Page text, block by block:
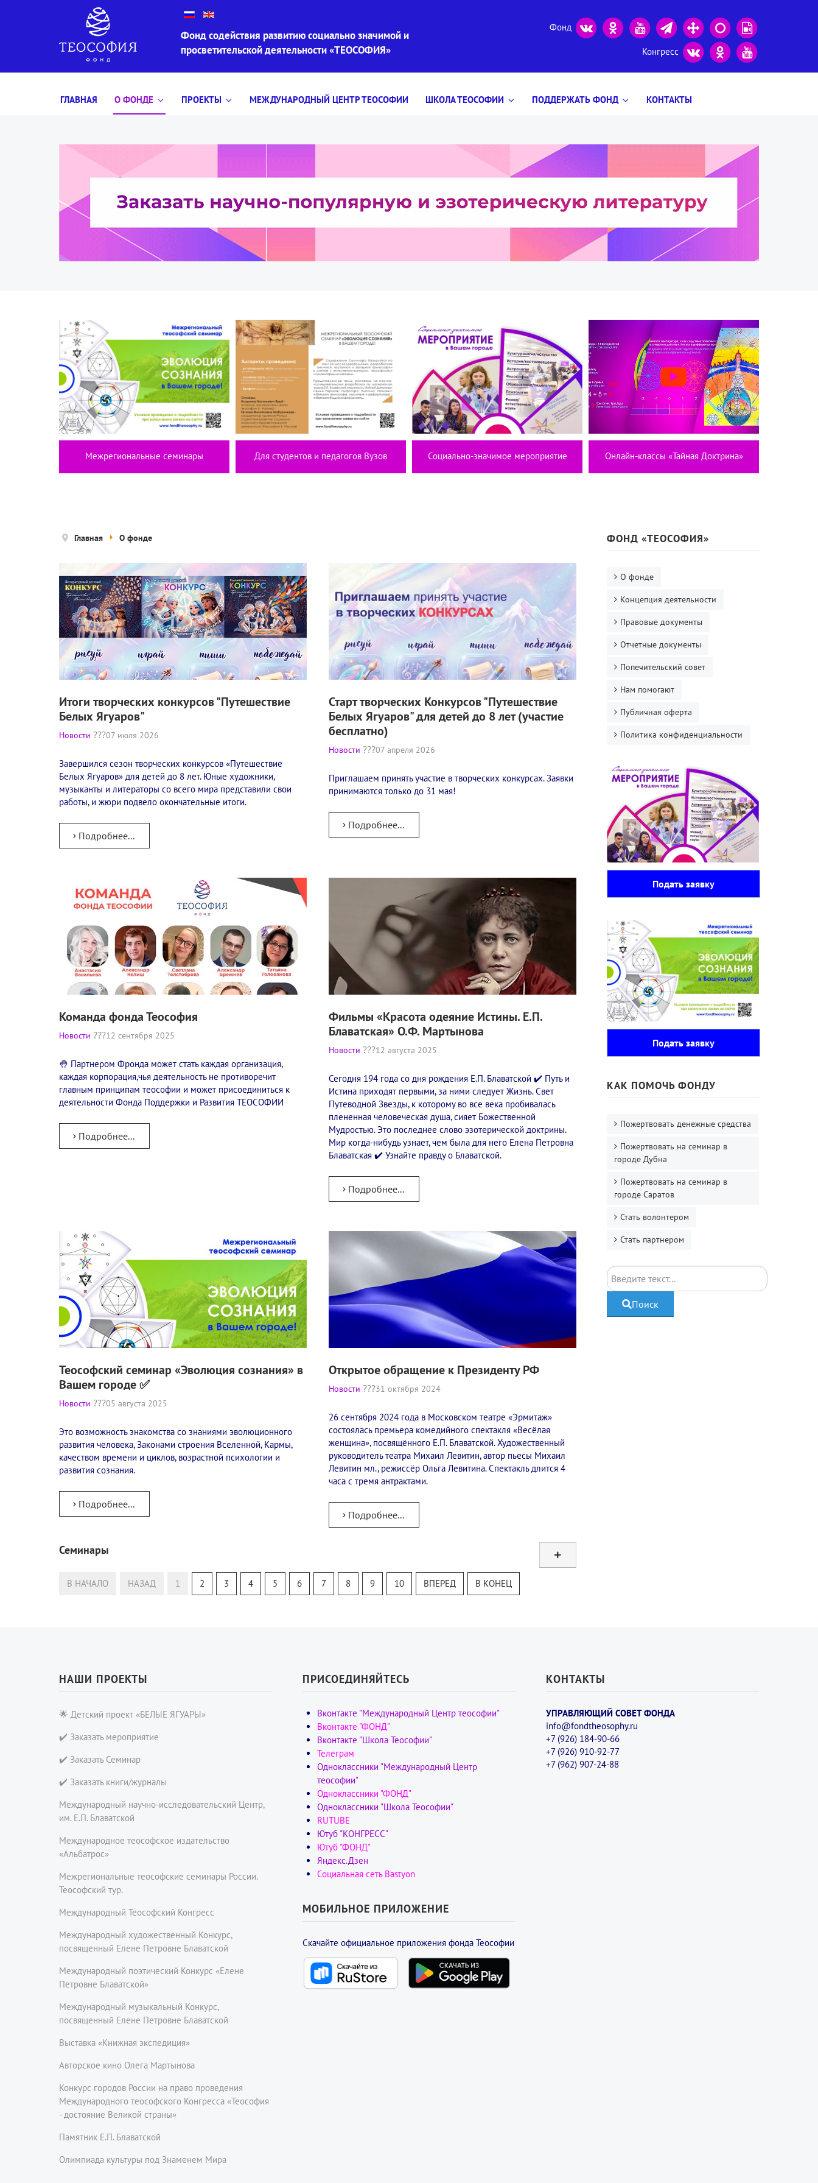
Фонд содействия развитию социально значимой и
просветительской деятельности «ТЕОСОФИЯ»
Фонд
Конгресс
ГЛАВНАЯ О ФОНДЕ ПРОЕКТЫ МЕЖДУНАРОДНЫЙ ЦЕНТР ТЕОСОФИИ ШКОЛА ТЕОСОФИИ ПОДДЕРЖАТЬ ФОНД КОНТАКТЫ
Межрегиональные семинары Для студентов и педагогов Вузов Социально-значимое мероприятие Онлайн-классы «Тайная Доктрина»
Главная О фонде
Итоги творческих конкурсов "Путешествие
Белых Ягуаров"
Новости 07 июля 2026
Завершился сезон творческих конкурсов «Путешествие
Белых Ягуаров» для детей до 8 лет. Юные художники,
музыканты и литераторы со всего мира представили свои
работы, и жюри подвело окончательные итоги.
Подробнее...
Старт творческих Конкурсов "Путешествие
Белых Ягуаров" для детей до 8 лет (участие
бесплатно)
Новости 07 апреля 2026
Приглашаем принять участие в творческих конкурсах. Заявки
принимаются только до 31 мая!
Подробнее...
Команда фонда Теософия
Новости 12 сентября 2025
🤚 Партнером Фронда может стать каждая организация,
каждая корпорация,чья деятельность не противоречит
главным принципам теософии и может присоединиться к
деятельности Фонда Поддержки и Развития ТЕОСОФИИ
Подробнее...
Фильмы «Красота одеяние Истины. Е.П.
Блаватская» О.Ф. Мартынова
Новости 12 августа 2025
Сегодня 194 года со дня рождения Е.П. Блаватской ✔️ Путь и
Истина приходят первыми, за ними следует Жизнь. Свет
Путеводной Звезды, к которому во все века пробивалась
плененная человеческая душа, сияет Божественной
Мудростью. Это последнее слово эзотерической доктрины.
Мир когда-нибудь узнает, чем была для него Елена Петровна
Блаватская ✔️ Узнайте правду о Блаватской.
Подробнее...
Теософский семинар «Эволюция сознания» в
Вашем городе ✅
Новости 05 августа 2025
Это возможность знакомства со знаниями эволюционного
развития человека, Законами строения Вселенной, Кармы,
качеством времени и циклов, возрастной психологии и
развития сознания.
Подробнее...
Открытое обращение к Президенту РФ
Новости 31 октября 2024
26 сентября 2024 года в Московском театре «Эрмитаж»
состоялась премьера комедийного спектакля «Весёлая
женщина», посвящённого Е.П. Блаватской. Художественный
руководитель театра Михаил Левитин, автор пьесы Михаил
Левитин мл., режиссёр Ольга Левитина. Спектакль длится 4
часа с тремя антрактами.
Подробнее...
Семинары
Теософский Квизи
В НАЧАЛО НАЗАД 1 2 3 4 5 6 7 8 9 10 ВПЕРЕД В КОНЕЦ
ФОНД «ТЕОСОФИЯ»
О фонде
Концепция деятельности
Правовые документы
Отчетные документы
Попечительский совет
Нам помогают
Публичная оферта
Политика конфиденциальности
Подать заявку
Подать заявку
КАК ПОМОЧЬ ФОНДУ
Пожертвовать денежные средства
Пожертвовать на семинар в
городе Дубна
Пожертвовать на семинар в
городе Саратов
Стать волонтером
Стать партнером
Поиск
Поиск
НАШИ ПРОЕКТЫ
🌟 Детский проект «БЕЛЫЕ ЯГУАРЫ»
✔️ Заказать мероприятие
✔️ Заказать Семинар
✔️ Заказать книги/журналы
Международный научно-исследовательский Центр,
им. Е.П. Блаватской
Международное теософское издательство
«Альбатрос»
Межрегиональные теософские семинары России.
Теософский тур.
Международный Теософский Конгресс
Международный художественный Конкурс,
посвященный Елене Петровне Блаватской
Международный поэтический Конкурс «Елене
Петровне Блаватской»
Международный музыкальный Конкурс,
посвященный Елене Петровне Блаватской
Выставка «Книжная экспедиция»
Авторское кино Олега Мартынова
Конкурс городов России на право проведения
Международного теософского Конгресса «Теософия
- достояние Великой страны»
Памятник Е.П. Блаватской
Олимпиада культуры под Знаменем Мира
ПРИСОЕДИНЯЙТЕСЬ
Вконтакте "Международный Центр теософии"
Вконтакте "ФОНД"
Вконтакте "Школа Теософии"
Телеграм
Одноклассники "Международный Центр
теософии"
Одноклассники "ФОНД"
Одноклассники "Школа Теософии"
RUTUBE
Ютуб "КОНГРЕСС"
Ютуб "ФОНД"
Яндекс.Дзен
Социальная сеть Bastyon
МОБИЛЬНОЕ ПРИЛОЖЕНИЕ
Скачайте официальное приложения фонда Теософии
КОНТАКТЫ
УПРАВЛЯЮЩИЙ СОВЕТ ФОНДА
info@fondtheosophy.ru
+7 (926) 184-90-66
+7 (926) 910-92-77
+7 (962) 907-24-88